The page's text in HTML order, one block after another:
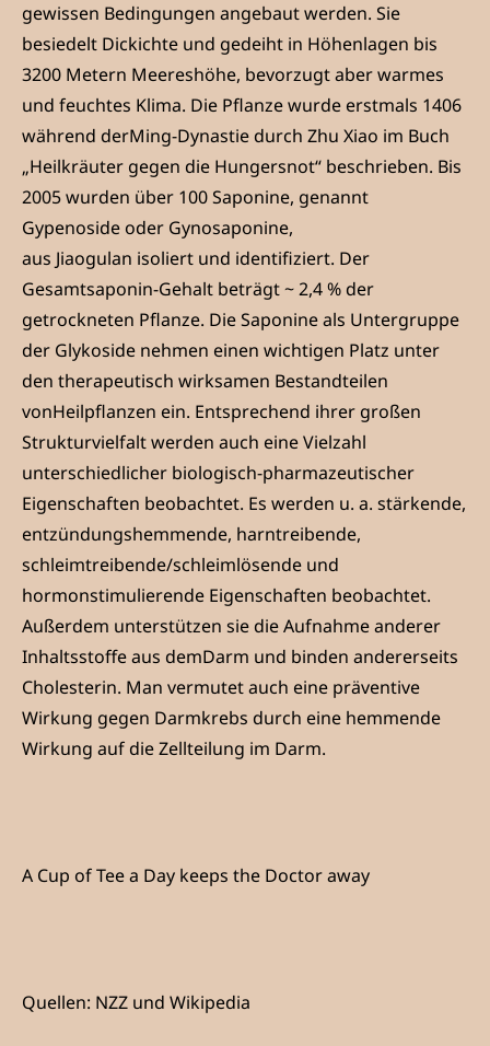
gewissen Bedingungen angebaut werden. Sie
besiedelt Dickichte und gedeiht in Höhenlagen bis
3200 Metern Meereshöhe, bevorzugt aber warmes
und feuchtes Klima. Die Pflanze wurde erstmals 1406
während derMing-Dynastie durch Zhu Xiao im Buch
„Heilkräuter gegen die Hungersnot“ beschrieben. Bis
2005 wurden über 100 Saponine, genannt
Gypenoside oder Gynosaponine,
aus Jiaogulan isoliert und identifiziert. Der
Gesamtsaponin-Gehalt beträgt ~ 2,4 % der
getrockneten Pflanze. Die Saponine als Untergruppe
der Glykoside nehmen einen wichtigen Platz unter
den therapeutisch wirksamen Bestandteilen
vonHeilpflanzen ein. Entsprechend ihrer großen
Strukturvielfalt werden auch eine Vielzahl
unterschiedlicher biologisch-pharmazeutischer
Eigenschaften beobachtet. Es werden u. a. stärkende,
entzündungshemmende, harntreibende,
schleimtreibende/schleimlösende und
hormonstimulierende Eigenschaften beobachtet.
Außerdem unterstützen sie die Aufnahme anderer
Inhaltsstoffe aus demDarm und binden andererseits
Cholesterin. Man vermutet auch eine präventive
Wirkung gegen Darmkrebs durch eine hemmende
Wirkung auf die Zellteilung im Darm.
A Cup of Tee a Day keeps the Doctor away
Quellen: NZZ und Wikipedia